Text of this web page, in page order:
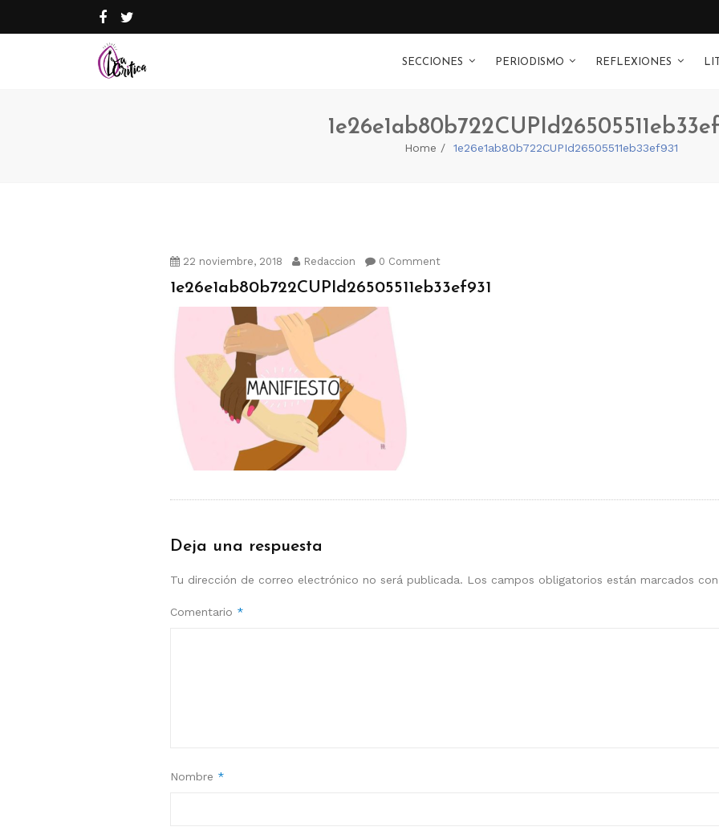
SECCIONES PERIODISMO REFLEXIONES
Home 1e26e1ab80b722CUPId26505511eb33ef931
22 noviembre, 2018 Redaccion 0 Comment
1e26e1ab80b722CUPId26505511eb33ef931
Deja una respuesta
Tu dirección de correo electrónico no será publicada. Los campos obligatorios están marcados
Comentario *
Nombre *